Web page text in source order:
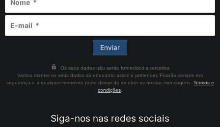
Os seus dados não serão fornecidos a terceiros
Vamos manter os seus dados só enquanto assim o pretender. Ficarão sempre em
segurança e a qualquer momento pode deixar de receber as nossas mensagens. Termos e
condições
Siga-nos nas redes sociais